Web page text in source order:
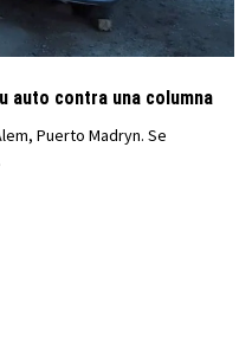
auto contra una columna
Puerto Madryn. Se